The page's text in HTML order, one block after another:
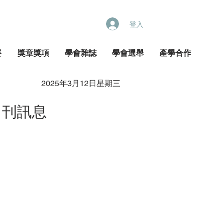
登入
獎章獎項 學會雜誌 學會選舉 產學合作
2025年3月12日星期三
訊息